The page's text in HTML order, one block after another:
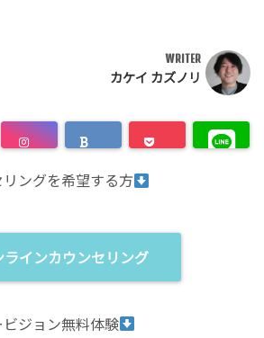
WRITER
カケイ カズノリ
ングを希望する方
ラインカウンセリング
ジョン無料体験